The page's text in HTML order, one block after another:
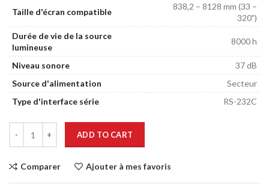
Taille d'écran compatible
838,2 – 8128 mm (33 –
320")
Durée de vie de la source
lumineuse
8000 h
Niveau sonore
37 dB
Source d'alimentation
Secteur
Type d'interface série
RS-232C
ADD TO CART
Comparer Ajouter à mes favoris